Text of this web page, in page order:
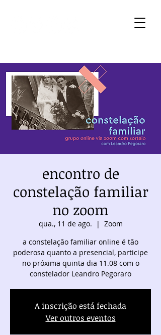
encontro de
constelação familiar
no zoom
qua., 11 de ago.
  |
Zoom
a constelação familiar online é tão
poderosa quanto a presencial, participe
no próxima quinta dia 11.08 com o
constelador Leandro Pegoraro
A inscrição está fechada
Ver outros eventos